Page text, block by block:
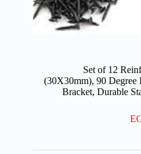
Set of 12
(30X30mm), 90 Degree
Bracket, Durable